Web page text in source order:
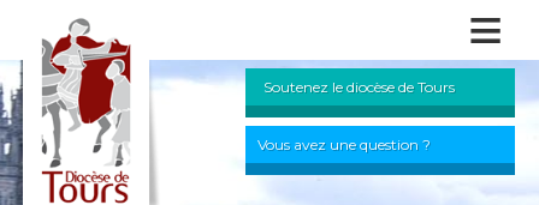
≡
Soutenez le diocèse de Tours
Vous avez une question ?